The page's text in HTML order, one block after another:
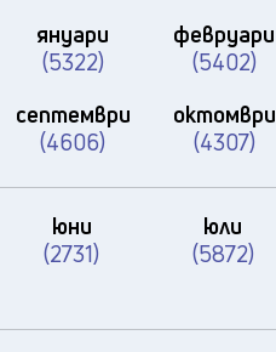
януари
(5322)
февруари
(5402)
септември
(4606)
октомври
(4307)
юни
(2731)
юли
(5872)